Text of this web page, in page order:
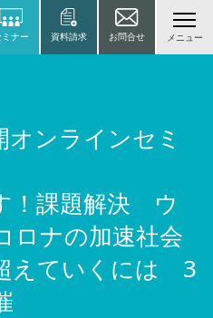
ナー 資料請求 お問合せ メニュー
オンラインセミ
！課題解決 ウ
ロナの加速社会
えていくには 3